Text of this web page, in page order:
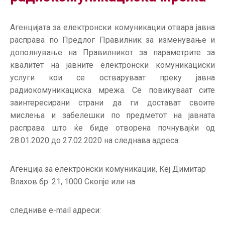
ГРИЖА
КОРИСНИЦИ
ЈАВНИ
НАБАВКИ
Агенцијата за електронски комуникации отвара јавна
расправа по Предлог Правилник за изменување и
дополнување на Правилникот за параметрите за
квалитет на јавните електронски комуникациски
услуги кои се остваруваат преку јавна
радиокомуникациска мрежа. Се повикуваат сите
заинтересирани страни да ги достават своите
мислења и забелешки по предметот на јавната
расправа што ќе биде отворена почнувајќи од
28.01.2020 до 27.02.2020 на следнава адреса:
Агенција за електронски комуникации, Kej Димитар
Влахов бр. 21, 1000 Скопје или на
следниве e-mail адреси: